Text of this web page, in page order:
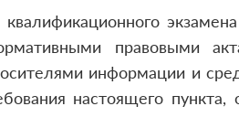
правовыми
информации и
настоящего пункта,